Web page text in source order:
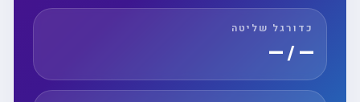
כדורגל שליטה
— / —